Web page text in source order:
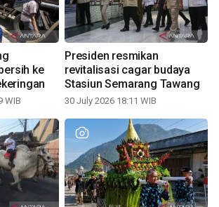
ke
WIB
Presiden resmikan
revitalisasi cagar budaya
Stasiun Semarang Tawang
30 July 2026 18:11 WIB